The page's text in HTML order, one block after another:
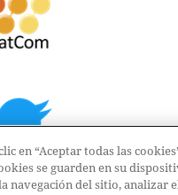
en “Aceptar todas las
se guarden en su
navegación del sitio, analizar